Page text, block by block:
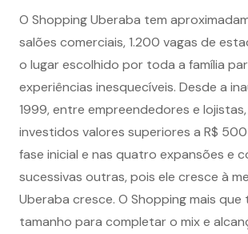
O Shopping Uberaba tem
salões comerciais, 1.200 vagas de
o lugar escolhido por toda a família
experiências inesquecíveis. Desde a
1999, entre empreendedores e
investidos valores superiores a R$
fase inicial e nas quatro expansões e
sucessivas outras, pois ele cresce à
Uberaba cresce. O Shopping mais que
tamanho para completar o mix e